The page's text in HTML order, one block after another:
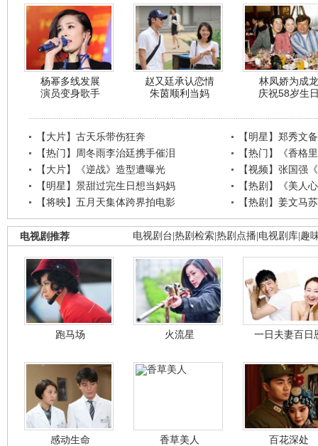
杨幂多线发展
演员变身歌手
赵又廷承认恋情
朱茵顺利当妈
林凤娇为成龙
庆祝58岁生
【大片】古天乐带伤狂奔
【明星】郑秀文
【热门】周冬雨李治廷携手催泪
【热门】《香格
【大片】《逆战》造型遭曝光
【视频】张国强
【明星】景甜过完生日想当妈妈
【热剧】《美人
【将映】五月天集体跨界拍电影
【热剧】姜文马
电视剧台 热剧检索 热剧点播 电视剧库 趣
电视剧推荐
跑马场 火流星 一日夫妻百日
感动生命 香草美人 百花深处